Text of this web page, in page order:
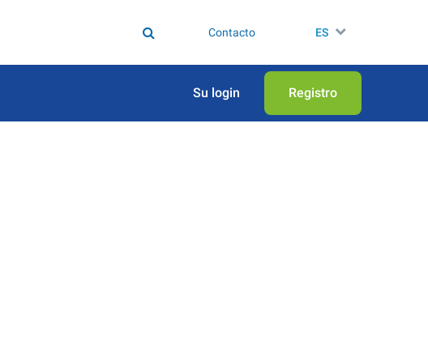
Contacto ES
Su login Registro